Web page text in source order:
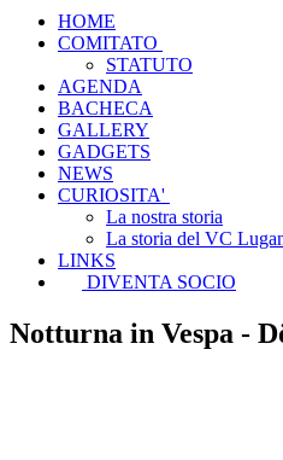
HOME
COMITATO
STATUTO
AGENDA
BACHECA
GALLERY
GADGETS
NEWS
CURIOSITA'
La nostra storia
La storia del VC
LINKS
DIVENTA SOCIO
Notturna in Vespa -